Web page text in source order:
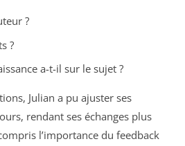
?
?
a-t-il sur le sujet ?
Julian a pu ajuster ses
rendant ses échanges plus
l’importance du feedback